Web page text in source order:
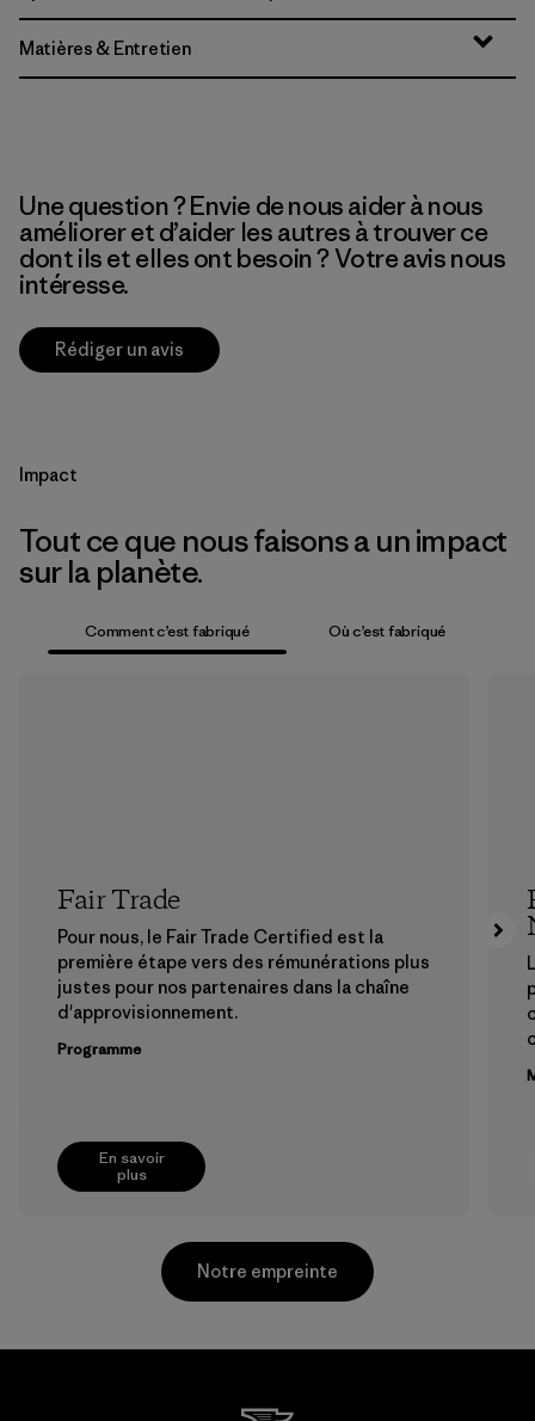
Matières & Entretien
Une question ? Envie de nous aider à nous
améliorer et d’aider les autres à trouver ce
dont ils et elles ont besoin ? Votre avis nous
intéresse.
Rédiger un avis
Impact
Tout ce que nous faisons a un impact
sur la planète.
Comment c’est fabriqué Où c’est fabriqué
En savoir
plus
Fair Trade
Pour nous, le Fair Trade Certified est la
première étape vers des rémunérations plus
justes pour nos partenaires dans la chaîne
d'approvisionnement.
Programme
Notre empreinte